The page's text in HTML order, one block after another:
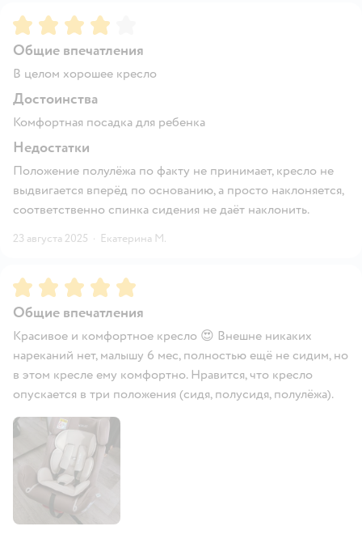
Рейтинг:4
Общие впечатления
В целом хорошее кресло
Достоинства
Комфортная посадка для ребенка
Недостатки
Положение полулёжа по факту не принимает, кресло не
выдвигается вперёд по основанию, а просто наклоняется,
соответственно спинка сидения не даёт наклонить.
23 августа 2025 · Екатерина М.
Рейтинг:5
Общие впечатления
Красивое и комфортное кресло 😍 Внешне никаких
нареканий нет, малышу 6 мес, полностью ещё не сидим, но
в этом кресле ему комфортно. Нравится, что кресло
опускается в три положения (сидя, полусидя, полулёжа).